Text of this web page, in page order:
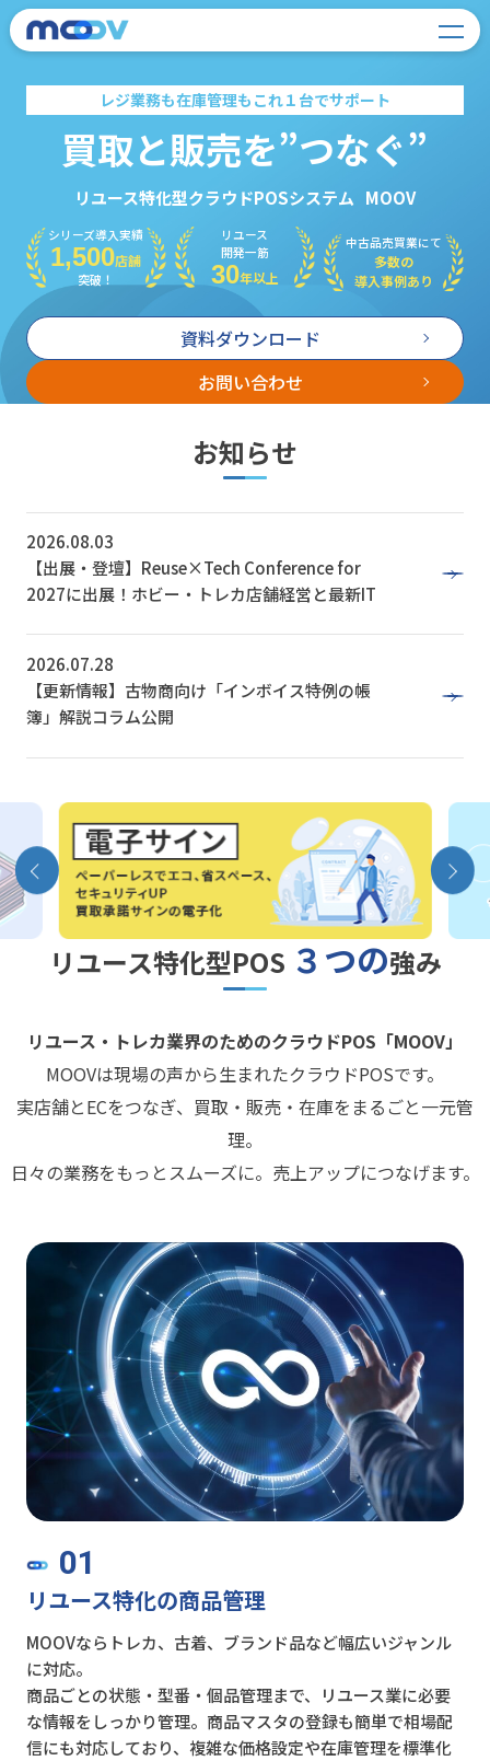
レジ業務も在庫管理もこれ１台でサポート
買取と販売を”つなぐ”
リユース特化型クラウドPOSシステム MOOV
シリーズ導入実績
1,500店舗
突破！
リユース
開発一筋
30年以上
中古品売買業にて
多数の
導入事例あり
資料ダウンロード
お問い合わせ
お知らせ
2026.08.03
【出展・登壇】Reuse×Tech Conference for
2027に出展！ホビー・トレカ店舗経営と最新IT
2026.07.28
【更新情報】古物商向け「インボイス特例の帳
簿」解説コラム公開
リユース特化型POS ３つの強み
リユース・トレカ業界のためのクラウドPOS「MOOV」
MOOVは現場の声から生まれたクラウドPOSです。
実店舗とECをつなぎ、買取・販売・在庫をまるごと一元管
理。
日々の業務をもっとスムーズに。売上アップにつなげます。
01
リユース特化の商品管理
MOOVならトレカ、古着、ブランド品など幅広いジャンル
に対応。
商品ごとの状態・型番・個品管理まで、リユース業に必要
な情報をしっかり管理。商品マスタの登録も簡単で相場配
信にも対応しており、複雑な価格設定や在庫管理を標準化